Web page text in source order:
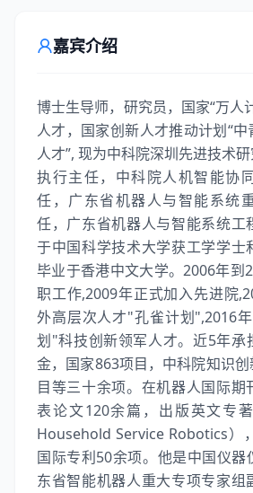
嘉宾介绍
博士生导师，研究员，国家“万人
人才，国家创新人才推动计划“
人才”, 现为中科院深圳先进技术
执行主任，中科院人机智能协
任，广东省机器人与智能系统
任，广东省机器人与智能系统工
于中国科学技术大学获工学学士
毕业于香港中文大学。2006年到
职工作,2009年正式加入先进院
外高层次人才"孔雀计划",2016
划"科技创新领军人才。近5年承
金，国家863项目，中科院知识
目等三十余项。在机器人国际期
表论文120余篇，出版英文专
Household Service Robotics）
国际专利50余项。他是中国仪器
东省智能机器人重大专项专家组